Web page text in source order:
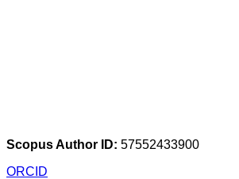
Scopus Author ID: 57552433900
ORCID